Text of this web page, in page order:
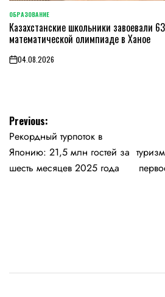
POSTED
IN
ОБРАЗОВАНИЕ
Казахстанские школьники завоевали
математической олимпиаде в Ханое
on04.08.2026
Навигация
по
записям
Previous:
Рекордный турпоток в
Японию: 21,5 млн гостей за
шесть месяцев 2025 года